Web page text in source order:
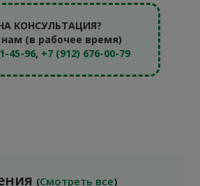
КОНСУЛЬТАЦИЯ?
(в рабочее время)
45-96, +7 (912) 676-00-79
(Смотреть все)